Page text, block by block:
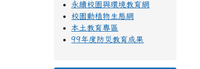
永續校園與環境教育網
校園動植物生態網
本土教育專區
99年度防災教育成果